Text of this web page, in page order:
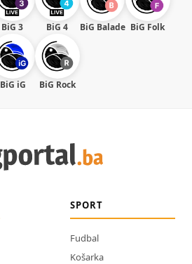
BiG 3 BiG 4 BiG Balade BiG Folk
BiG iG BiG Rock
SPORT
Fudbal
Košarka